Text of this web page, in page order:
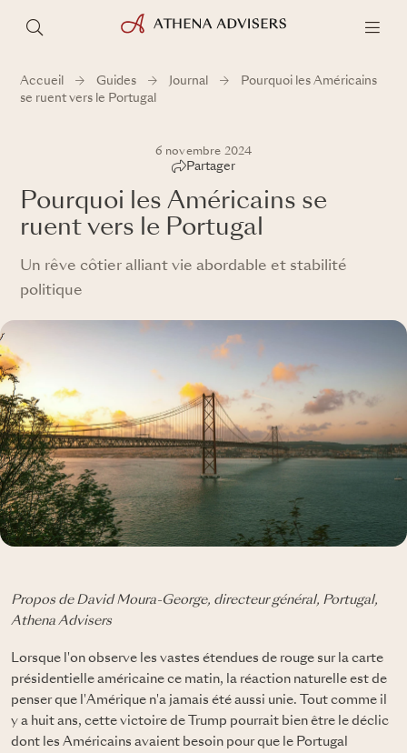
Accueil Guides Journal
Pourquoi les Américains
se ruent vers le Portugal
6 novembre 2024
Partager
Pourquoi les Américains se
ruent vers le Portugal
Un rêve côtier alliant vie abordable et stabilité
politique
Propos de David Moura-George, directeur général, Portugal,
Athena Advisers
Lorsque l'on observe les vastes étendues de rouge sur la carte
présidentielle américaine ce matin, la réaction naturelle est de
penser que l'Amérique n'a jamais été aussi unie. Tout comme il
y a huit ans, cette victoire de Trump pourrait bien être le déclic
dont les Américains avaient besoin pour que le Portugal